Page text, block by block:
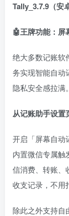
Tally_3.7.9（安
🤖王牌功能：
绝大多数记账软
务实现智能自动
隐私安全感拉满。
从记账助手设置
开启「屏幕自动
内置微信专属触
信消费、转账、
收支记录，不用
除此之外支持自